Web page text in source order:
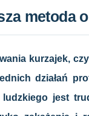
metoda
kurzajek,
działań
jest